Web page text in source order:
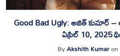
Good Bad Ugly: అజిత్ కుమార్ –
ఏప్రిల్ 10, 2025
ByAkshith Kumaron